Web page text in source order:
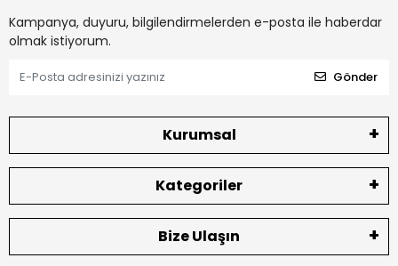
Kampanya, duyuru, bilgilendirmelerden e-posta ile haberdar
olmak istiyorum.
Gönder
Kurumsal
Kategoriler
Bize Ulaşın